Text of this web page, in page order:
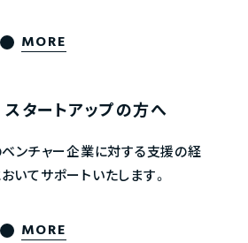
MORE
スタートアップの方へ
ンチャー企業に対する支援の経
いてサポートいたします。
MORE